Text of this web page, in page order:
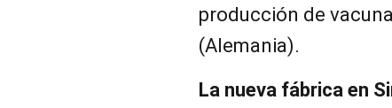
producción de
(Alemania).
La nueva fábrica en